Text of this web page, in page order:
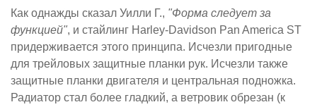
Как однажды сказал Уилли Г., "Форма следует за
функцией", и стайлинг Harley-Davidson Pan America ST
придерживается этого принципа. Исчезли пригодные
для трейловых защитные планки рук. Исчезли также
защитные планки двигателя и центральная подножка.
Радиатор стал более гладкий, а ветровик обрезан (к